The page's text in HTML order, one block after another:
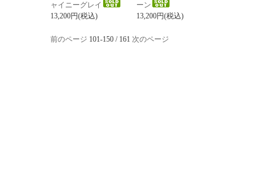
ャイニーグレイ
13,200円(税込)
ーン
13,200円(税込)
前のページ 101-150 / 161 次のページ